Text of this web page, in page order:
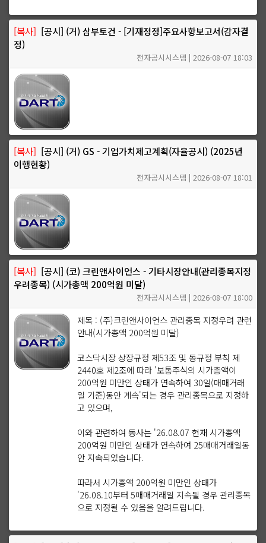
[복사] [공시] (거) 삼부토건 - [기재정정]주요사항보고서(감자결
정)
전자공시시스템 | 2026-08-07 18:03
[복사] [공시] (거) GS - 기업가치제고계획(자율공시) (2025년
이행현황)
전자공시시스템 | 2026-08-07 18:01
[복사] [공시] (코) 크린앤사이언스 - 기타시장안내(관리종목지정
우려종목) (시가총액 200억원 미달)
전자공시시스템 | 2026-08-07 18:00
제목 : (주)크린앤사이언스 관리종목 지정우려 관련
안내(시가총액 200억원 미달)
코스닥시장 상장규정 제53조 및 동규정 부칙 제
2440호 제2조에 따라 '보통주식의 시가총액이
200억원 미만인 상태가 연속하여 30일(매매거래
일 기준)동안 계속'되는 경우 관리종목으로 지정하
고 있으며,
이와 관련하여 동사는 '26.08.07 현재 시가총액
200억원 미만인 상태가 연속하여 25매매거래일동
안 지속되었습니다.
따라서 시가총액 200억원 미만인 상태가
'26.08.10부터 5매매거래일 지속될 경우 관리종목
으로 지정될 수 있음을 알려드립니다.